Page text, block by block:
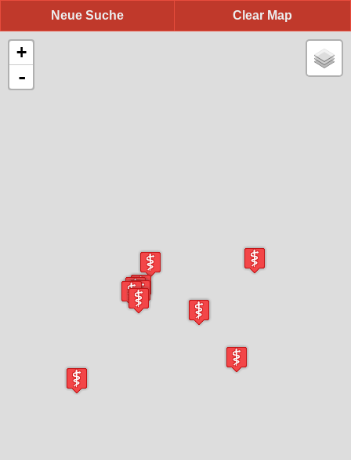
Clear Map
Neue Suche
+
-